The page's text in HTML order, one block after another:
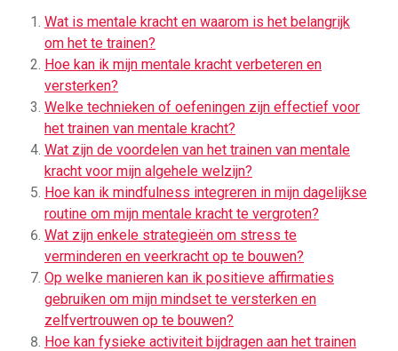
Wat is mentale kracht en waarom is het belangrijk
om het te trainen?
Hoe kan ik mijn mentale kracht verbeteren en
versterken?
Welke technieken of oefeningen zijn effectief voor
het trainen van mentale kracht?
Wat zijn de voordelen van het trainen van mentale
kracht voor mijn algehele welzijn?
Hoe kan ik mindfulness integreren in mijn dagelijkse
routine om mijn mentale kracht te vergroten?
Wat zijn enkele strategieën om stress te
verminderen en veerkracht op te bouwen?
Op welke manieren kan ik positieve affirmaties
gebruiken om mijn mindset te versterken en
zelfvertrouwen op te bouwen?
Hoe kan fysieke activiteit bijdragen aan het trainen